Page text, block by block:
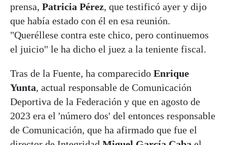
prensa, Patricia Pérez, que testificó ayer y dijo
que había estado con él en esa reunión.
"Queréllese contra este chico, pero continuemos
el juicio" le ha dicho el juez a la teniente fiscal.
Tras de la Fuente, ha comparecido Enrique
Yunta, actual responsable de Comunicación
Deportiva de la Federación y que en agosto de
2023 era el 'número dos' del entonces responsable
de Comunicación, que ha afirmado que fue el